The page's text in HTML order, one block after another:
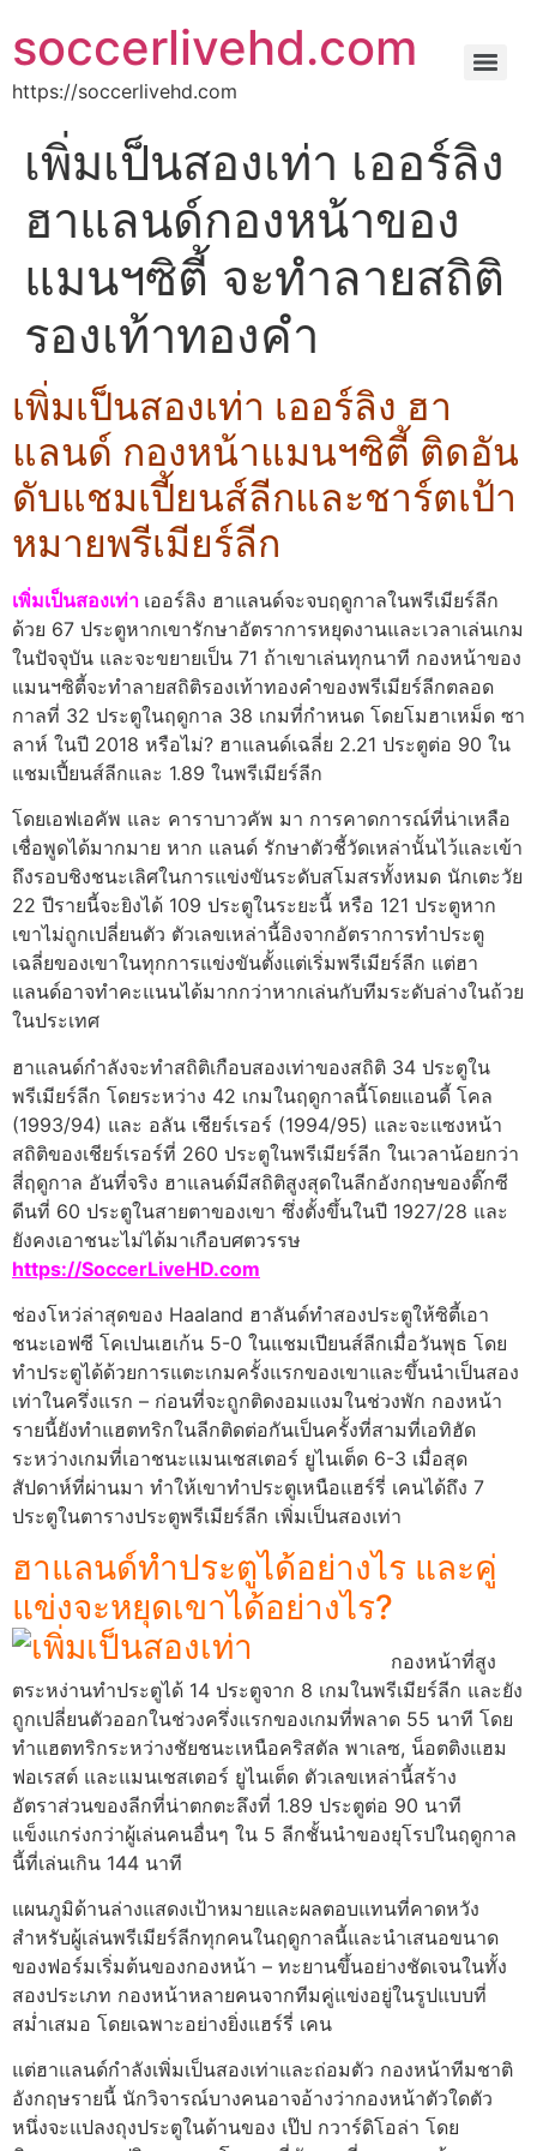
soccerlivehd.com
https://soccerlivehd.com
เพิ่มเป็นสองเท่า เออร์ลิง
ฮาแลนด์กองหน้าของ
แมนฯซิตี้ จะทำลายสถิติ
รองเท้าทองคำ
เพิ่มเป็นสองเท่า เออร์ลิง ฮา
แลนด์ กองหน้าแมนฯซิตี้ ติดอัน
ดับแชมเปี้ยนส์ลีกและชาร์ตเป้า
หมายพรีเมียร์ลีก
เพิ่มเป็นสองเท่า เออร์ลิง ฮาแลนด์จะจบฤดูกาลในพรีเมียร์ลีก
ด้วย 67 ประตูหากเขารักษาอัตราการหยุดงานและเวลาเล่นเกม
ในปัจจุบัน และจะขยายเป็น 71 ถ้าเขาเล่นทุกนาที กองหน้าของ
แมนฯซิตี้จะทำลายสถิติรองเท้าทองคำของพรีเมียร์ลีกตลอด
กาลที่ 32 ประตูในฤดูกาล 38 เกมที่กำหนด โดยโมฮาเหม็ด ซา
ลาห์ ในปี 2018 หรือไม่? ฮาแลนด์เฉลี่ย 2.21 ประตูต่อ 90 ใน
แชมเปี้ยนส์ลีกและ 1.89 ในพรีเมียร์ลีก
โดยเอฟเอคัพ และ คาราบาวคัพ มา การคาดการณ์ที่น่าเหลือ
เชื่อพูดได้มากมาย หาก แลนด์ รักษาตัวชี้วัดเหล่านั้นไว้และเข้า
ถึงรอบชิงชนะเลิศในการแข่งขันระดับสโมสรทั้งหมด นักเตะวัย
22 ปีรายนี้จะยิงได้ 109 ประตูในระยะนี้ หรือ 121 ประตูหาก
เขาไม่ถูกเปลี่ยนตัว ตัวเลขเหล่านี้อิงจากอัตราการทำประตู
เฉลี่ยของเขาในทุกการแข่งขันตั้งแต่เริ่มพรีเมียร์ลีก แต่ฮา
แลนด์อาจทำคะแนนได้มากกว่าหากเล่นกับทีมระดับล่างในถ้วย
ในประเทศ
ฮาแลนด์กำลังจะทำสถิติเกือบสองเท่าของสถิติ 34 ประตูใน
พรีเมียร์ลีก โดยระหว่าง 42 เกมในฤดูกาลนี้โดยแอนดี้ โคล
(1993/94) และ อลัน เชียร์เรอร์ (1994/95) และจะแซงหน้า
สถิติของเชียร์เรอร์ที่ 260 ประตูในพรีเมียร์ลีก ในเวลาน้อยกว่า
สี่ฤดูกาล อันที่จริง ฮาแลนด์มีสถิติสูงสุดในลีกอังกฤษของดิ๊กซี
ดีนที่ 60 ประตูในสายตาของเขา ซึ่งตั้งขึ้นในปี 1927/28 และ
ยังคงเอาชนะไม่ได้มาเกือบศตวรรษ
https://SoccerLiveHD.com
ช่องโหว่ล่าสุดของ Haaland ฮาลันด์ทำสองประตูให้ซิตี้เอา
ชนะเอฟซี โคเปนเฮเก้น 5-0 ในแชมเปียนส์ลีกเมื่อวันพุธ โดย
ทำประตูได้ด้วยการแตะเกมครั้งแรกของเขาและขึ้นนำเป็นสอง
เท่าในครึ่งแรก – ก่อนที่จะถูกติดงอมแงมในช่วงพัก กองหน้า
รายนี้ยังทำแฮตทริกในลีกติดต่อกันเป็นครั้งที่สามที่เอทิฮัด
ระหว่างเกมที่เอาชนะแมนเชสเตอร์ ยูไนเต็ด 6-3 เมื่อสุด
สัปดาห์ที่ผ่านมา ทำให้เขาทำประตูเหนือแฮร์รี่ เคนได้ถึง 7
ประตูในตารางประตูพรีเมียร์ลีก เพิ่มเป็นสองเท่า
ฮาแลนด์ทำประตูได้อย่างไร และคู่
แข่งจะหยุดเขาได้อย่างไร?
กองหน้าที่สูง
ตระหง่านทำประตูได้ 14 ประตูจาก 8 เกมในพรีเมียร์ลีก และยัง
ถูกเปลี่ยนตัวออกในช่วงครึ่งแรกของเกมที่พลาด 55 นาที โดย
ทำแฮตทริกระหว่างชัยชนะเหนือคริสตัล พาเลซ, น็อตติงแฮม
ฟอเรสต์ และแมนเชสเตอร์ ยูไนเต็ด ตัวเลขเหล่านี้สร้าง
อัตราส่วนของลีกที่น่าตกตะลึงที่ 1.89 ประตูต่อ 90 นาที
แข็งแกร่งกว่าผู้เล่นคนอื่นๆ ใน 5 ลีกชั้นนำของยุโรปในฤดูกาล
นี้ที่เล่นเกิน 144 นาที
แผนภูมิด้านล่างแสดงเป้าหมายและผลตอบแทนที่คาดหวัง
สำหรับผู้เล่นพรีเมียร์ลีกทุกคนในฤดูกาลนี้และนำเสนอขนาด
ของฟอร์มเริ่มต้นของกองหน้า – ทะยานขึ้นอย่างชัดเจนในทั้ง
สองประเภท กองหน้าหลายคนจากทีมคู่แข่งอยู่ในรูปแบบที่
สม่ำเสมอ โดยเฉพาะอย่างยิ่งแฮร์รี่ เคน
แต่ฮาแลนด์กำลังเพิ่มเป็นสองเท่าและถ่อมตัว กองหน้าทีมชาติ
อังกฤษรายนี้ นักวิจารณ์บางคนอาจอ้างว่ากองหน้าตัวใดตัว
หนึ่งจะแปลงถุงประตูในด้านของ เป๊ป กวาร์ดิโอล่า โดย